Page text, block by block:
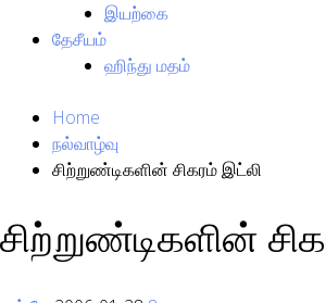
இயற்கை
தேசீயம்
ஹிந்து மதம்
Home
நல்வாழ்வு
சிற்றுண்டிகளின் சிகரம் இட்லி
சிற்றுண்டிகளின்